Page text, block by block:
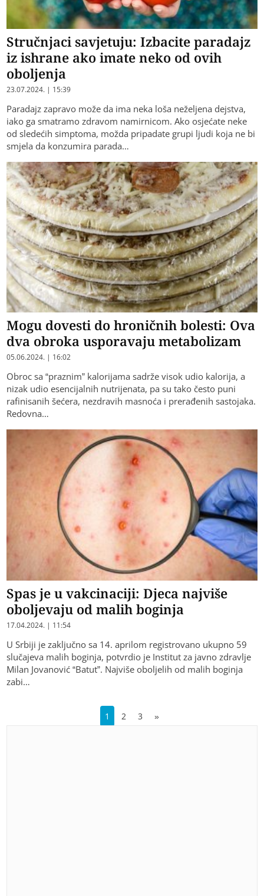
Stručnjaci savjetuju: Izbacite paradajz
iz ishrane ako imate neko od ovih
oboljenja
23.07.2024. | 15:39
Paradajz zapravo može da ima neka loša neželjena dejstva,
iako ga smatramo zdravom namirnicom. Ako osjećate neke
od sledećih simptoma, možda pripadate grupi ljudi koja ne bi
smjela da konzumira parada…
Mogu dovesti do hroničnih bolesti: Ova
dva obroka usporavaju metabolizam
05.06.2024. | 16:02
Obroc sa “praznim” kalorijama sadrže visok udio kalorija, a
nizak udio esencijalnih nutrijenata, pa su tako često puni
rafinisanih šećera, nezdravih masnoća i prerađenih sastojaka.
Redovna…
Spas je u vakcinaciji: Djeca najviše
oboljevaju od malih boginja
17.04.2024. | 11:54
U Srbiji je zaključno sa 14. aprilom registrovano ukupno 59
slučajeva malih boginja, potvrdio je Institut za javno zdravlje
Milan Jovanović “Batut”. Najviše oboljelih od malih boginja
zabi…
1 2 3 »